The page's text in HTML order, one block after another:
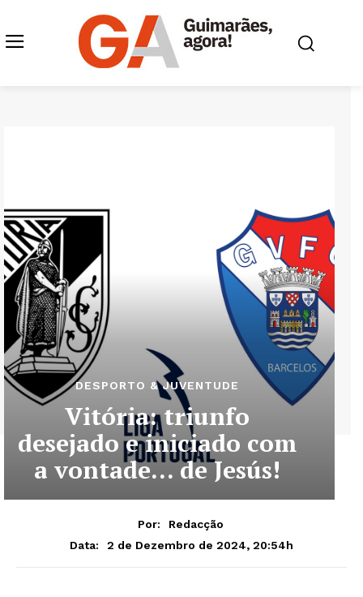
DESPORTO & JUVENTUDE
Vitória: triunfo
desejado e iniciado com
a vontade… de Jesús!
Por:
Redacção
Data:
2 de Dezembro de 2024, 20:54h